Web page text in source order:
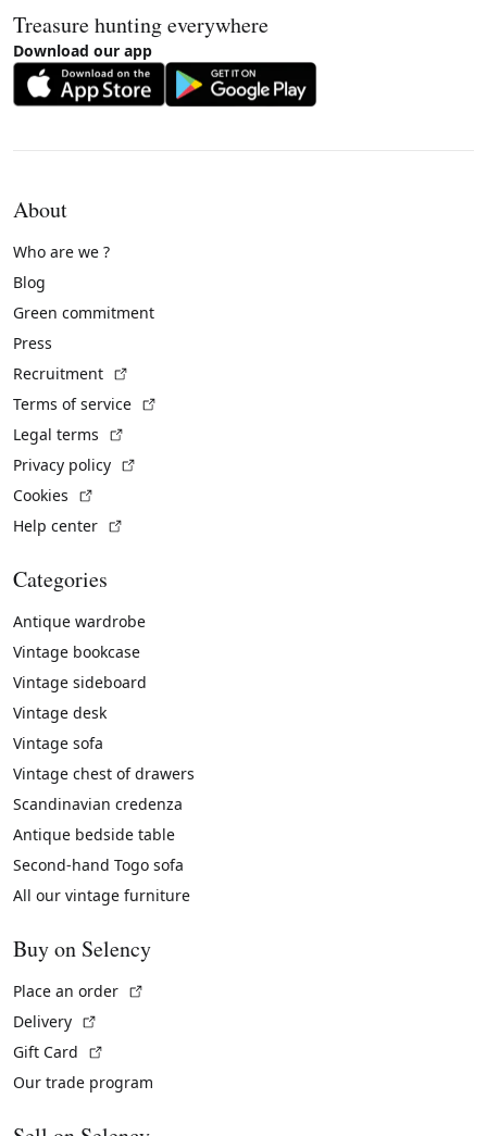
Treasure hunting everywhere
Download our app
About
Who are we ?
Blog
Green commitment
Press
Recruitment
Terms of service
Legal terms
Privacy policy
Cookies
Help center
Categories
Antique wardrobe
Vintage bookcase
Vintage sideboard
Vintage desk
Vintage sofa
Vintage chest of drawers
Scandinavian credenza
Antique bedside table
Second-hand Togo sofa
All our vintage furniture
Buy on Selency
Place an order
Delivery
Gift Card
Our trade program